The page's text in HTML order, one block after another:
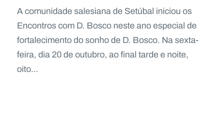
A comunidade salesiana de Setúbal iniciou os
Encontros com D. Bosco neste ano especial de
fortalecimento do sonho de D. Bosco. Na sexta-
feira, dia 20 de outubro, ao final tarde e noite,
oito...